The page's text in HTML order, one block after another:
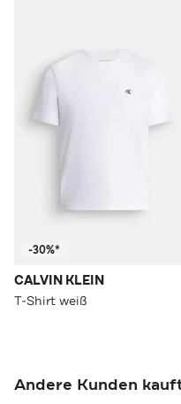
-30%*
CALVIN KLEIN
T-Shirt weiß
Andere Kunden